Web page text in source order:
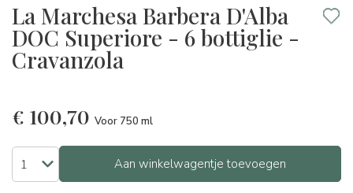
La Marchesa Barbera D'Alba
DOC Superiore - 6 bottiglie -
Cravanzola
€ 100,70 Voor 750 ml
Aan winkelwagentje toevoegen